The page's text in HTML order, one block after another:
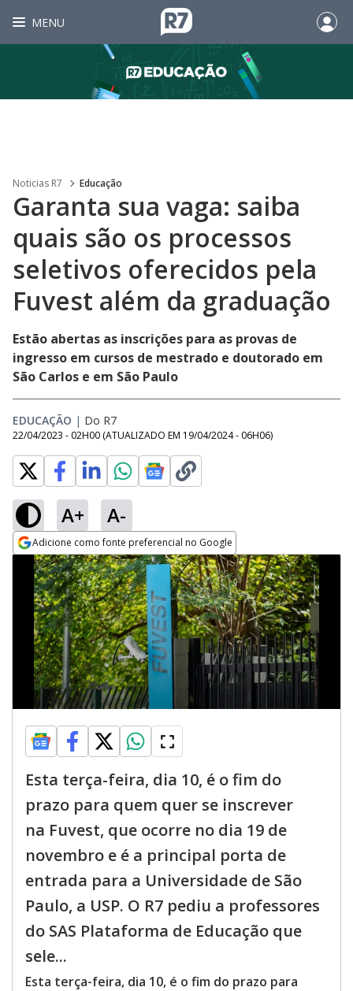
MENU
Noticias R7 Educação
Garanta sua vaga: saiba
quais são os processos
seletivos oferecidos pela
Fuvest além da graduação
Estão abertas as inscrições para as provas de
ingresso em cursos de mestrado e doutorado em
São Carlos e em São Paulo
EDUCAÇÃO | Do R7
22/04/2023 - 02H00 (ATUALIZADO EM 19/04/2024 - 06H06)
A+ A-
Adicione como fonte preferencial no Google
Opens in new window
Esta terça-feira, dia 10, é o fim do
prazo para quem quer se inscrever
na Fuvest, que ocorre no dia 19 de
novembro e é a principal porta de
entrada para a Universidade de São
Paulo, a USP. O R7 pediu a professores
do SAS Plataforma de Educação que
sele...
Esta terça-feira, dia 10, é o fim do prazo para